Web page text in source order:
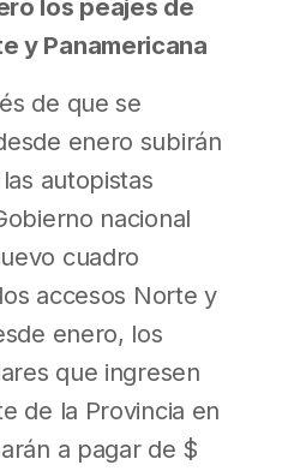
los peajes de
y Panamericana
de que se
enero subirán
autopistas
nacional
cuadro
accesos Norte y
enero, los
que ingresen
de la Provincia en
a pagar de $